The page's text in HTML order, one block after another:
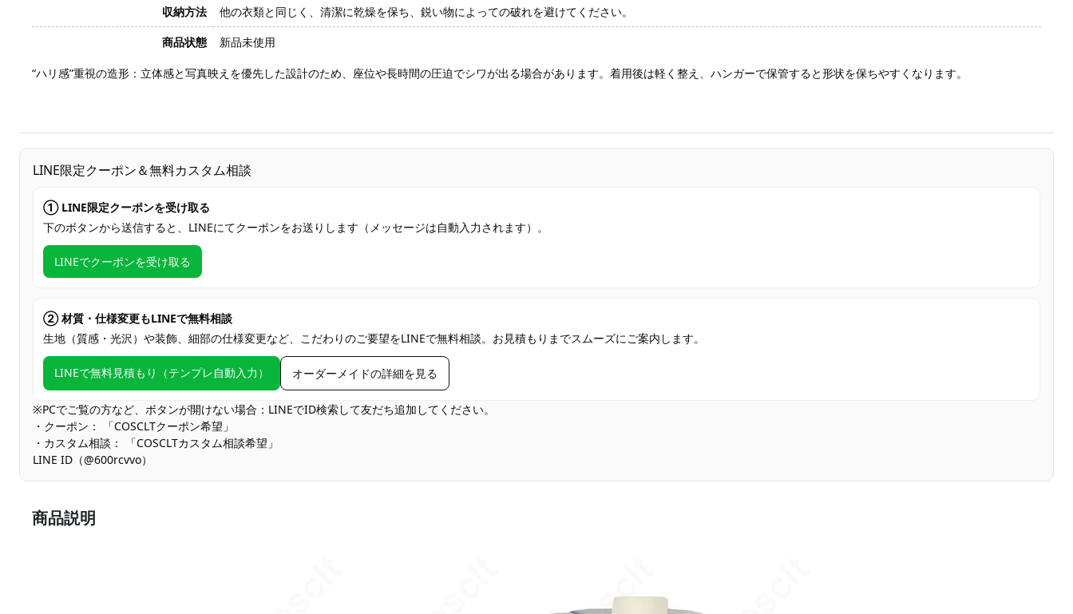
収納方法
他の衣類と同じく、清潔に乾燥を保ち、鋭い物によっての破れを避けてください。
商品状態
新品未使用
“ハリ感”重視の造形：立体感と写真映えを優先した設計のため、座位や長時間の圧迫でシワが出る場合があります。着用後は軽く整え、ハンガーで保管すると形状を保ちやすくなります。
LINE限定クーポン＆無料カスタム相談
① LINE限定クーポンを受け取る
下のボタンから送信すると、LINEにてクーポンをお送りします（メッセージは自動入力されます）。
LINEでクーポンを受け取る
② 材質・仕様変更もLINEで無料相談
生地（質感・光沢）や装飾、細部の仕様変更など、こだわりのご要望をLINEで無料相談。お見積もりまでスムーズにご案内します。
LINEで無料見積もり（テンプレ自動入力） オーダーメイドの詳細を見る
※PCでご覧の方など、ボタンが開けない場合：LINEでID検索して友だち追加してください。
・クーポン： 「COSCLTクーポン希望」
・カスタム相談： 「COSCLTカスタム相談希望」
LINE ID（@600rcvvo）
商品説明